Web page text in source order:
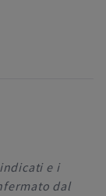
e i
dal